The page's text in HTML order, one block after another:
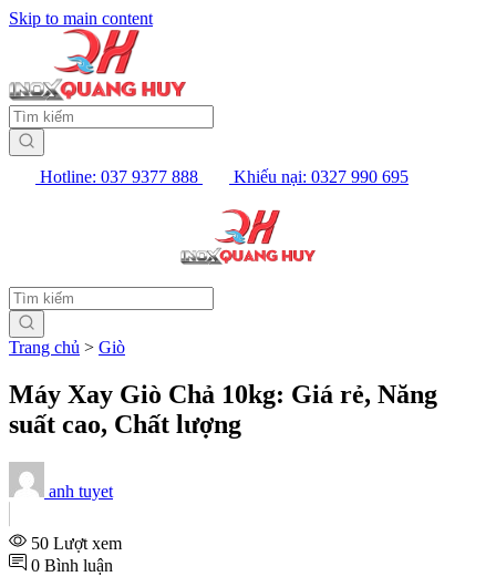
Skip to main content
Hotline: 037 9377 888 Khiếu nại: 0327 990 695
Trang chủ > Giò
Máy Xay Giò Chả 10kg: Giá rẻ, Năng
suất cao, Chất lượng
anh tuyet
50 Lượt xem
0 Bình luận